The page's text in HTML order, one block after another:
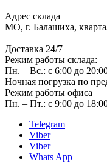
Адрес склада
МО, г. Балашиха,
Доставка 24/7
Режим работы склада:
Пн. – Вс.: с 6:00 до
Ночная погрузка по
Режим работы офиса
Пн. – Пт.: с 9:00 до
Telegram
Viber
Viber
Whats App